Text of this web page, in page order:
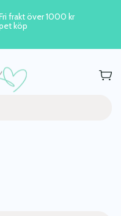
frakt över 1000 kr
köp